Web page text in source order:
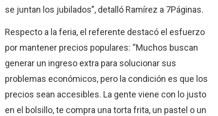
se juntan los jubilados”, detalló Ramírez a 7Páginas.
Respecto a la feria, el referente destacó el esfuerzo
por mantener precios populares: “Muchos buscan
generar un ingreso extra para solucionar sus
problemas económicos, pero la condición es que los
precios sean accesibles. La gente viene con lo justo
en el bolsillo, te compra una torta frita, un pastel o un